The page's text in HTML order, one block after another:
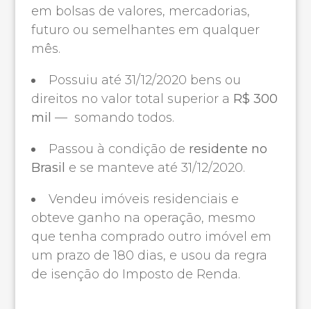
em bolsas de valores, mercadorias,
futuro ou semelhantes em qualquer
mês.
Possuiu até 31/12/2020 bens ou
direitos no valor total superior a R$ 300
mil — somando todos.
Passou à condição de residente no
Brasil e se manteve até 31/12/2020.
Vendeu imóveis residenciais e
obteve ganho na operação, mesmo
que tenha comprado outro imóvel em
um prazo de 180 dias, e usou da regra
de isenção do Imposto de Renda.